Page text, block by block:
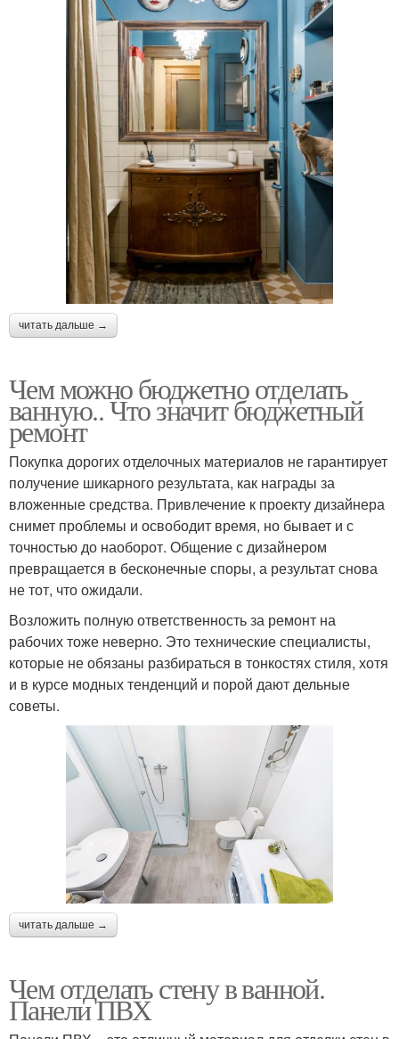
читать дальше →
Чем можно бюджетно отделать
ванную.. Что значит бюджетный
ремонт
Покупка дорогих отделочных материалов не гарантирует
получение шикарного результата, как награды за
вложенные средства. Привлечение к проекту дизайнера
снимет проблемы и освободит время, но бывает и с
точностью до наоборот. Общение с дизайнером
превращается в бесконечные споры, а результат снова
не тот, что ожидали.
Возложить полную ответственность за ремонт на
рабочих тоже неверно. Это технические специалисты,
которые не обязаны разбираться в тонкостях стиля, хотя
и в курсе модных тенденций и порой дают дельные
советы.
читать дальше →
Чем отделать стену в ванной.
Панели ПВХ